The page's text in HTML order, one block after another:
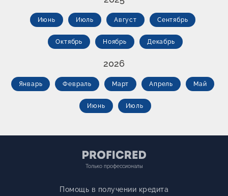
Июнь Июль Август Сентябрь
Октябрь Ноябрь Декабрь
2026
Январь Февраль Март Апрель Май
Июнь Июль
Только профессионалы
Помощь в получении кредита